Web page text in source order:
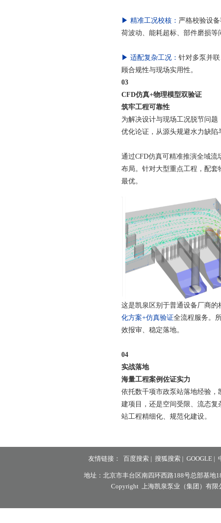
▶ 精准工况校核： 严格校验设
荷波动、能耗超标、部件磨损等
▶ 适配复杂工况： 针对多泵并
顾合规性与现场实用性。
03
CFD仿真+物理模型双验证
筑牢工程可靠性
为解决设计与现场工况脱节问题
优化论证，从源头规避水力缺
通过CFD仿真可精准推演全域
布局。针对大型重点工程，配
最优。
这是凯泉区别于普通设备厂商
化方案+仿真验证全流程服务。
效报审、稳定落地。
04
实战落地
海量工程案例佐证实力
依托数千项市政泵站落地经验
建项目，还是空间受限、流态
站工程精细化、规范化建设。
友情链接：百度搜索 |搜狐搜索 |GOOGLE |
地址：北京市丰台区南四环西路188号总部基地
Copyright 上海凯泉泵业（集团）有